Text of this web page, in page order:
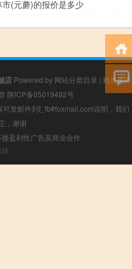
(元蘑)的报价是多少
店Powered by 网站分类目录 | 精选推荐
陕ICP备05019492号
发邮件到f_fb#foxmail.com说明，我们
，谢谢
盈利性广告及商业合作